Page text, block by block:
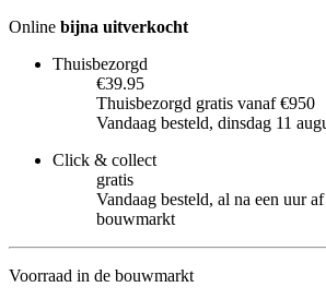
Online bijna uitverkocht
Thuisbezorgd
€39.95
Thuisbezorgd gratis vanaf €950
Vandaag besteld, dinsdag 11
Click & collect
gratis
Vandaag besteld, al na een uur
bouwmarkt
Voorraad in de bouwmarkt